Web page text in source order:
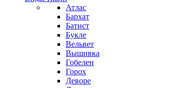
Атлас
Бархат
Батист
Букле
Вельвет
Вышивка
Гобелен
Горох
Деворе